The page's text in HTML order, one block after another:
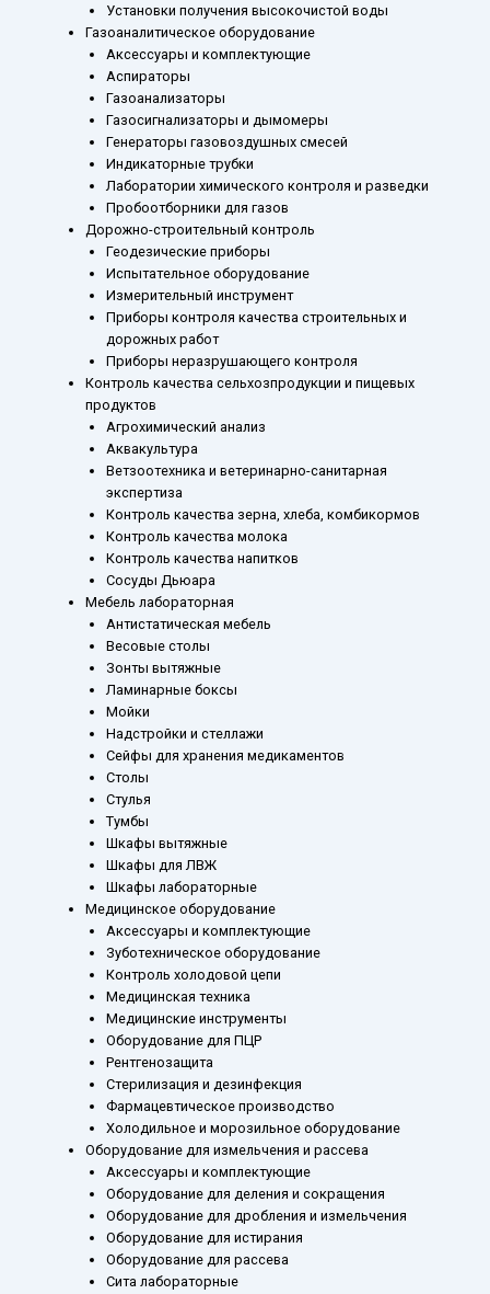
Установки получения высокочистой воды
Газоаналитическое оборудование
Аксессуары и комплектующие
Аспираторы
Газоанализаторы
Газосигнализаторы и дымомеры
Генераторы газовоздушных смесей
Индикаторные трубки
Лаборатории химического контроля и разведки
Пробоотборники для газов
Дорожно-строительный контроль
Геодезические приборы
Испытательное оборудование
Измерительный инструмент
Приборы контроля качества строительных и
дорожных работ
Приборы неразрушающего контроля
Контроль качества сельхозпродукции и пищевых
продуктов
Агрохимический анализ
Аквакультура
Ветзоотехника и ветеринарно-санитарная
экспертиза
Контроль качества зерна, хлеба, комбикормов
Контроль качества молока
Контроль качества напитков
Сосуды Дьюара
Мебель лабораторная
Антистатическая мебель
Весовые столы
Зонты вытяжные
Ламинарные боксы
Мойки
Надстройки и стеллажи
Сейфы для хранения медикаментов
Столы
Стулья
Тумбы
Шкафы вытяжные
Шкафы для ЛВЖ
Шкафы лабораторные
Медицинское оборудование
Аксессуары и комплектующие
Зуботехническое оборудование
Контроль холодовой цепи
Медицинская техника
Медицинские инструменты
Оборудование для ПЦР
Рентгенозащита
Стерилизация и дезинфекция
Фармацевтическое производство
Холодильное и морозильное оборудование
Оборудование для измельчения и рассева
Аксессуары и комплектующие
Оборудование для деления и сокращения
Оборудование для дробления и измельчения
Оборудование для истирания
Оборудование для рассева
Сита лабораторные